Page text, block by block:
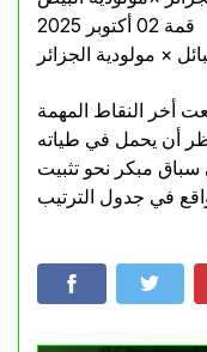
قمة 02 أكتوبر 2025
× مولودية الجزائر
أخر النقاط المهمة
أن يحمل في طياته
سباق مبكر نحو تثبيت